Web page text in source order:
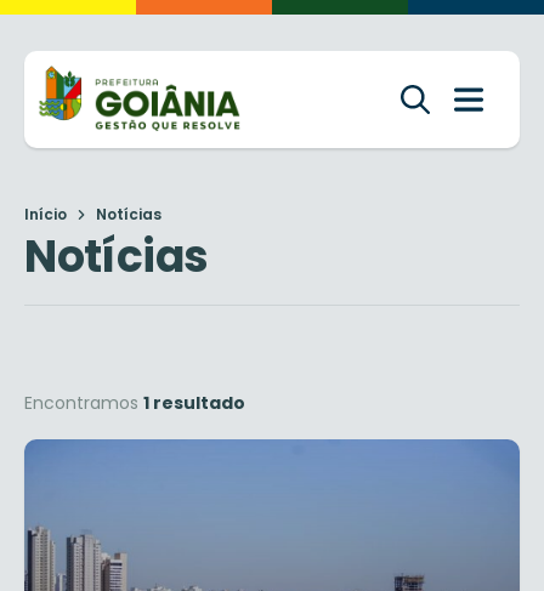
Início Notícias
Notícias
Encontramos 1 resultado